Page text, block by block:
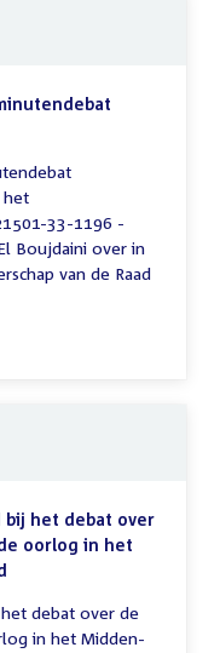
het
33-1196 -
Boujdaini over in
van de Raad
het debat over
oorlog in het
debat over de
in het Midden-